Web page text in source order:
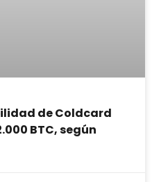
de Coldcard
BTC, según